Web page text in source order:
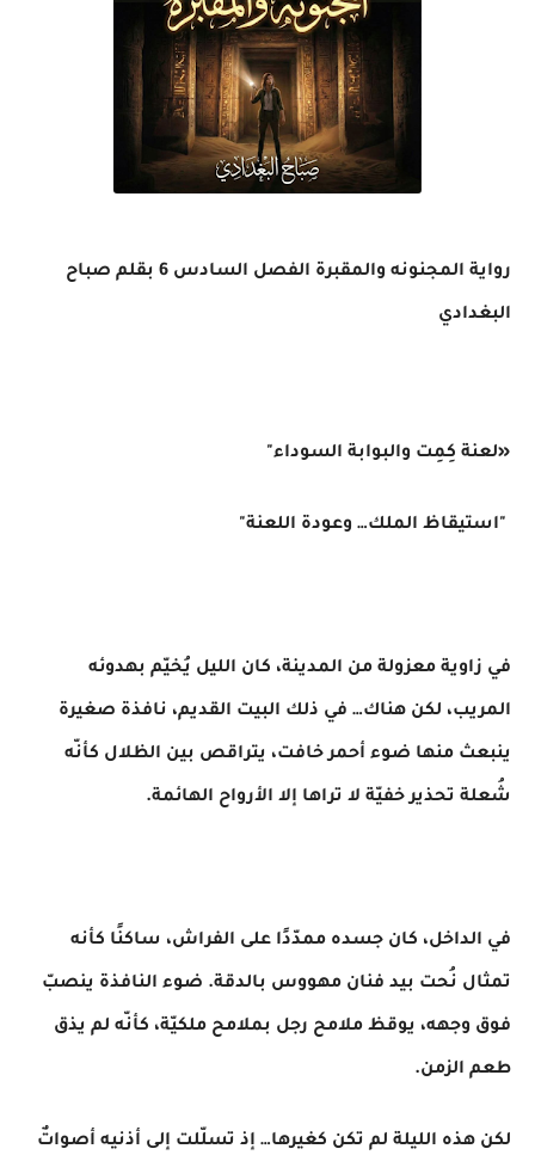
رواية المجنونه والمقبرة الفصل السادس 6 بقلم صباح
البغدادي
«لعنة كِمِت والبوابة السوداء"
"استيقاظ الملك… وعودة اللعنة"
في زاوية معزولة من المدينة، كان الليل يُخيّم بهدوئه
المريب، لكن هناك… في ذلك البيت القديم، نافذة صغيرة
ينبعث منها ضوء أحمر خافت، يتراقص بين الظلال كأنّه
شُعلة تحذير خفيّة لا تراها إلا الأرواح الهائمة.
في الداخل، كان جسده ممدّدًا على الفراش، ساكنًا كأنه
تمثال نُحت بيد فنان مهووس بالدقة. ضوء النافذة ينصبّ
فوق وجهه، يوقظ ملامح رجل بملامح ملكيّة، كأنّه لم يذق
طعم الزمن.
لكن هذه الليلة لم تكن كغيرها… إذ تسلّلت إلى أذنيه أصواتٌ